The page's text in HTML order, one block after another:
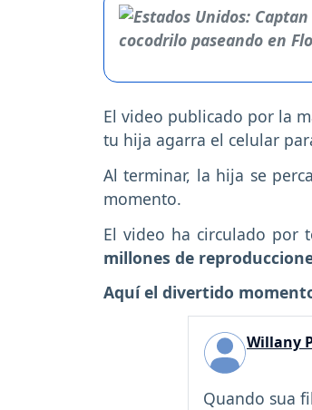
El video publicado por la
tu hija agarra el celular
Al terminar, la hija se
momento.
El video ha circulado por
millones de
Aquí el divertido
Willany
Quando sua